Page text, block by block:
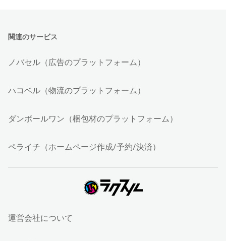
関連のサービス
ノバセル（広告のプラットフォーム）
ハコベル（物流のプラットフォーム）
ダンボールワン（梱包材のプラットフォーム）
ペライチ（ホームページ作成/予約/決済）
運営会社について